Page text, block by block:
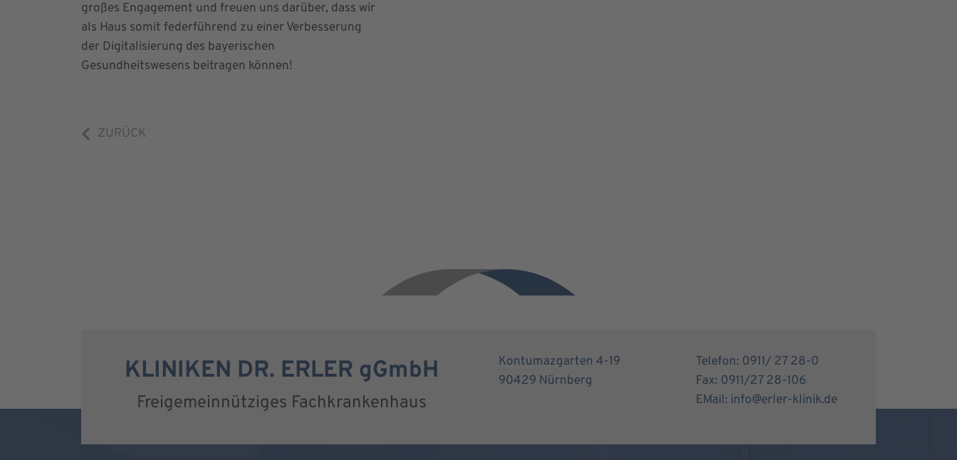
großes Engagement und freuen uns darüber, dass wir
als Haus somit federführend zu einer Verbesserung
der Digitalisierung des bayerischen
Gesundheitswesens beitragen können!
ZURÜCK
KLINIKEN DR. ERLER gGmbH
Freigemeinnütziges Fachkrankenhaus
Kontumazgarten 4-19
90429 Nürnberg
Telefon: 0911/ 27 28-0
Fax: 0911/27 28-106
EMail: info@erler-klinik.de